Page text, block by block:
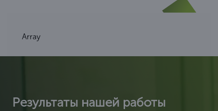
Array
Результаты нашей работы